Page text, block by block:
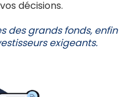
décisions.
des grands fonds, enfin
exigeants.